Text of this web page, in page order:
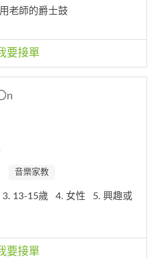
老師的爵士鼓
要接單
n
音樂家教
3. 13-15歲 4. 女性
5. 興趣或
要接單